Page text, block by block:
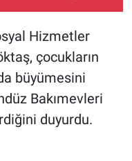
Hizmetler
çocukların
büyümesini
Bakımevleri
duyurdu.